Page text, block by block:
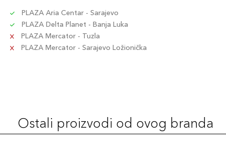
689304055147
Soft Brown
Šifra artikla
PLAZA Aria Centar - Sarajevo
PLAZA Delta Planet - Banja Luka
PLAZA Mercator - Tuzla
PLAZA Mercator - Sarajevo Ložionička
Ostali proizvodi od ovog branda